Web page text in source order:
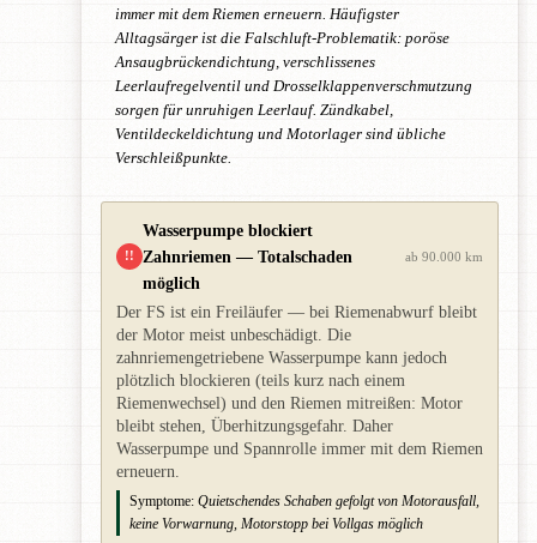
immer mit dem Riemen erneuern. Häufigster
Alltagsärger ist die Falschluft-Problematik: poröse
Ansaugbrückendichtung, verschlissenes
Leerlaufregelventil und Drosselklappenverschmutzung
sorgen für unruhigen Leerlauf. Zündkabel,
Ventildeckeldichtung und Motorlager sind übliche
Verschleißpunkte.
!!
Wasserpumpe blockiert
Zahnriemen — Totalschaden
möglich
ab 90.000 km
Der FS ist ein Freiläufer — bei Riemenabwurf bleibt
der Motor meist unbeschädigt. Die
zahnriemengetriebene Wasserpumpe kann jedoch
plötzlich blockieren (teils kurz nach einem
Riemenwechsel) und den Riemen mitreißen: Motor
bleibt stehen, Überhitzungsgefahr. Daher
Wasserpumpe und Spannrolle immer mit dem Riemen
erneuern.
Symptome: Quietschendes Schaben gefolgt von Motorausfall,
keine Vorwarnung, Motorstopp bei Vollgas möglich